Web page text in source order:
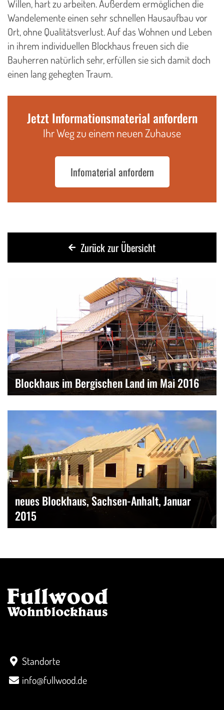
Willen, hart zu arbeiten. Außerdem ermöglichen die
Wandelemente einen sehr schnellen Hausaufbau vor
Ort, ohne Qualitätsverlust. Auf das Wohnen und Leben
in ihrem individuellen Blockhaus freuen sich die
Bauherren natürlich sehr, erfüllen sie sich damit doch
einen lang gehegten Traum.
Jetzt Informationsmaterial anfordern
Ihr Weg zu einem neuen Zuhause
Infomaterial anfordern
Zurück zur Übersicht
Blockhaus im Bergischen Land im Mai 2016
neues Blockhaus, Sachsen-Anhalt, Januar
2015
Standorte
info@fullwood.de